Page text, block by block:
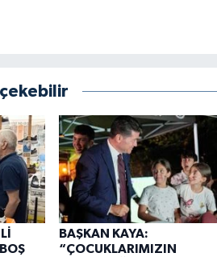
BAŞKAN KAYA:
“ÇOCUKLARIMIZIN